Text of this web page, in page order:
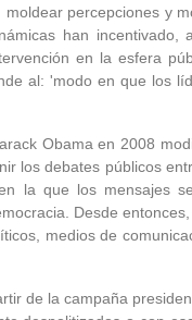
percepciones y
han
en la esfera
al: 'modo en que los
Obama en 2008
los debates públicos
la que los mensajes
Desde
medios de
de la campaña